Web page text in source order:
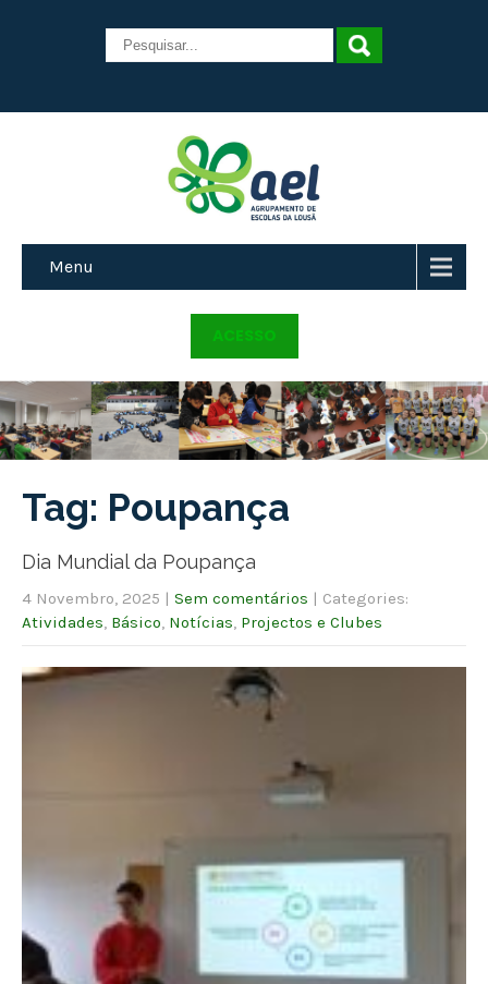
Menu
ACESSO
Tag: Poupança
Dia Mundial da Poupança
4 Novembro, 2025 | Sem comentários | Categories:
Atividades Básico Notícias Projectos e Clubes